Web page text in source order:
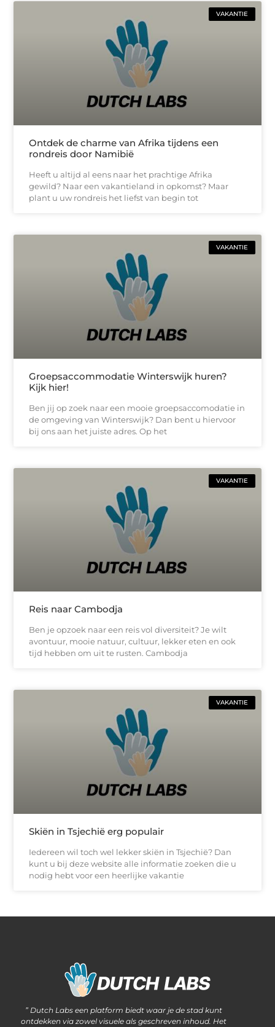
VAKANTIE
Ontdek de charme van Afrika tijdens een
rondreis door Namibië
Heeft u altijd al eens naar het prachtige Afrika
gewild? Naar een vakantieland in opkomst? Maar
plant u uw rondreis het liefst van begin tot
VAKANTIE
Groepsaccommodatie Winterswijk huren?
Kijk hier!
Ben jij op zoek naar een mooie groepsaccomodatie in
de omgeving van Winterswijk? Dan bent u hiervoor
bij ons aan het juiste adres. Op het
VAKANTIE
Reis naar Cambodja
Ben je opzoek naar een reis vol diversiteit? Je wilt
avontuur, mooie natuur, cultuur, lekker eten en ook
tijd hebben om uit te rusten. Cambodja
VAKANTIE
Skiën in Tsjechië erg populair
Iedereen wil toch wel lekker skiën in Tsjechië? Dan
kunt u bij deze website alle informatie zoeken die u
nodig hebt voor een heerlijke vakantie
” Dutch Labs een platform biedt waar je de stad kunt
ontdekken via zowel visuele als geschreven inhoud. Het